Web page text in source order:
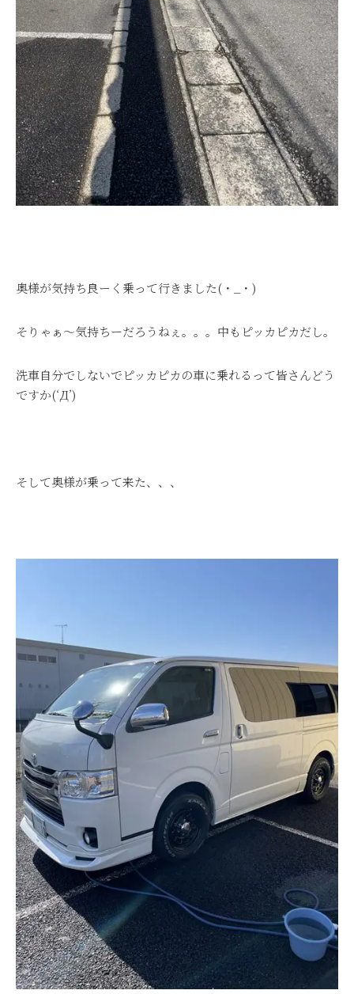
奥様が気持ち良ーく乗って行きました(・_・)
そりゃぁ～気持ちーだろうねぇ。。。中もピッカピカだし。
洗車自分でしないでピッカピカの車に乗れるって皆さんどう
ですか(‘Д’)
そして奥様が乗って来た、、、